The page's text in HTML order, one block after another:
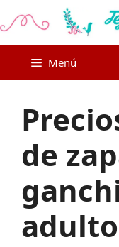
al
Menú
de